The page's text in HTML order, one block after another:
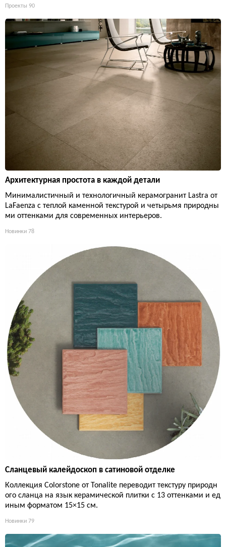
Проекты 90
Архитектурная простота в каждой детали
Минималистичный и технологичный керамогранит Lastra от
LaFaenza с теплой каменной текстурой и четырьмя природны
ми оттенками для современных интерьеров.
Новинки 78
Сланцевый калейдоскоп в сатиновой отделке
Коллекция Colorstone от Tonalite переводит текстуру природн
ого сланца на язык керамической плитки с 13 оттенками и ед
иным форматом 15×15 см.
Новинки 79